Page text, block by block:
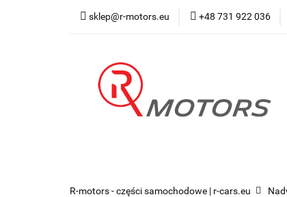
sklep@r-motors.eu +48 731 922 036
R-motors - części samochodowe | r-cars.eu